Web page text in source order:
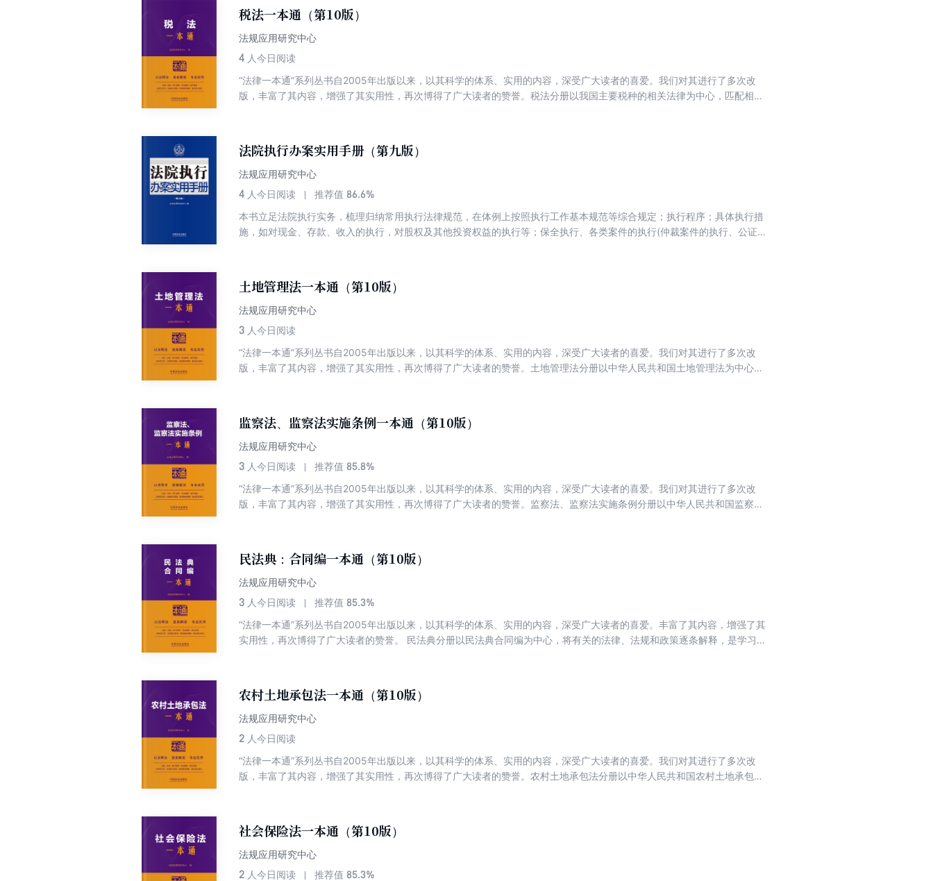
国刑法法规及其解释的最新全貌。
税法一本通（第10版）
法规应用研究中心
4 人今日阅读
“法律一本通”系列丛书自2005年出版以来，以其科学的体系、实用的内容，深受广大读者的喜爱。我们对其进行了多次改
版，丰富了其内容，增强了其实用性，再次博得了广大读者的赞誉。税法分册以我国主要税种的相关法律为中心，匹配相关
法院执行办案实用手册（第九版）
法规应用研究中心
4 人今日阅读 推荐值 86.6%
本书立足法院执行实务，梳理归纳常用执行法律规范，在体例上按照执行工作基本规范等综合规定；执行程序；具体执行措
施，如对现金、存款、收入的执行，对股权及其他投资权益的执行等；保全执行、各类案件的执行(仲裁案件的执行、公证案
土地管理法一本通（第10版）
法规应用研究中心
3 人今日阅读
“法律一本通”系列丛书自2005年出版以来，以其科学的体系、实用的内容，深受广大读者的喜爱。我们对其进行了多次改
版，丰富了其内容，增强了其实用性，再次博得了广大读者的赞誉。土地管理法分册以中华人民共和国土地管理法为中心，
监察法、监察法实施条例一本通（第10版）
法规应用研究中心
3 人今日阅读 推荐值 85.8%
“法律一本通”系列丛书自2005年出版以来，以其科学的体系、实用的内容，深受广大读者的喜爱。我们对其进行了多次改
版，丰富了其内容，增强了其实用性，再次博得了广大读者的赞誉。监察法、监察法实施条例分册以中华人民共和国监察
共和国监察法实施条例》已经2025年4月27日国家监察委员会全体会议修订通过，自2025年6月1日起施行。
民法典：合同编一本通（第10版）
法规应用研究中心
3 人今日阅读 推荐值 85.3%
“法律一本通”系列丛书自2005年出版以来，以其科学的体系、实用的内容，深受广大读者的喜爱。丰富了其内容，增强了其
实用性，再次博得了广大读者的赞誉。 民法典分册以民法典合同编为中心，将有关的法律、法规和政策逐条解释，是学习和
农村土地承包法一本通（第10版）
法规应用研究中心
2 人今日阅读
“法律一本通”系列丛书自2005年出版以来，以其科学的体系、实用的内容，深受广大读者的喜爱。我们对其进行了多次改
版，丰富了其内容，增强了其实用性，再次博得了广大读者的赞誉。农村土地承包法分册以中华人民共和国农村土地承包法
社会保险法一本通（第10版）
法规应用研究中心
2 人今日阅读 推荐值 85.3%